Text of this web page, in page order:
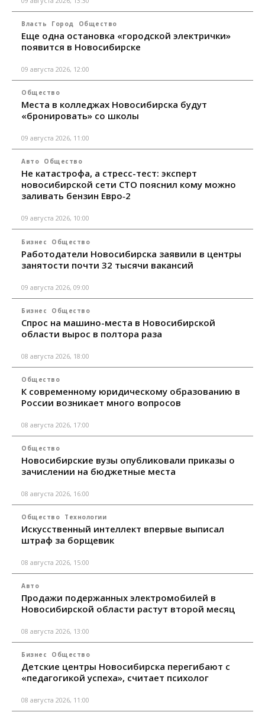
Власть Город Общество
Еще одна остановка «городской электрички»
появится в Новосибирске
09 августа 2026, 12:00
Общество
Места в колледжах Новосибирска будут
«бронировать» со школы
09 августа 2026, 11:00
Авто Общество
Не катастрофа, а стресс-тест: эксперт
новосибирской сети СТО пояснил кому можно
заливать бензин Евро‑2
09 августа 2026, 10:00
Бизнес Общество
Работодатели Новосибирска заявили в центры
занятости почти 32 тысячи вакансий
09 августа 2026, 09:00
Бизнес Общество
Спрос на машино-места в Новосибирской
области вырос в полтора раза
08 августа 2026, 18:00
Общество
К современному юридическому образованию в
России возникает много вопросов
08 августа 2026, 17:00
Общество
Новосибирские вузы опубликовали приказы о
зачислении на бюджетные места
08 августа 2026, 16:00
Общество Технологии
Искусственный интеллект впервые выписал
штраф за борщевик
08 августа 2026, 15:00
Авто
Продажи подержанных электромобилей в
Новосибирской области растут второй месяц
08 августа 2026, 13:00
Бизнес Общество
Детские центры Новосибирска перегибают с
«педагогикой успеха», считает психолог
08 августа 2026, 11:00